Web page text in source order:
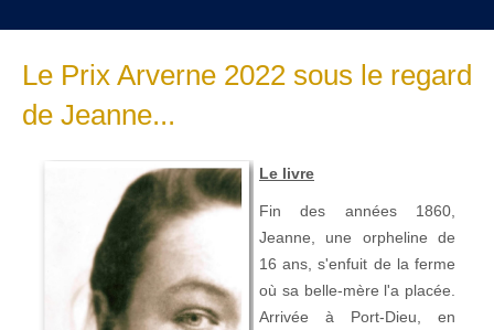
Le Prix Arverne 2022 sous le regard
de Jeanne...
Le livre
Fin des années 1860,
Jeanne, une orpheline de
16 ans, s'enfuit de la ferme
où sa belle-mère l'a placée.
Arrivée à Port-Dieu, en